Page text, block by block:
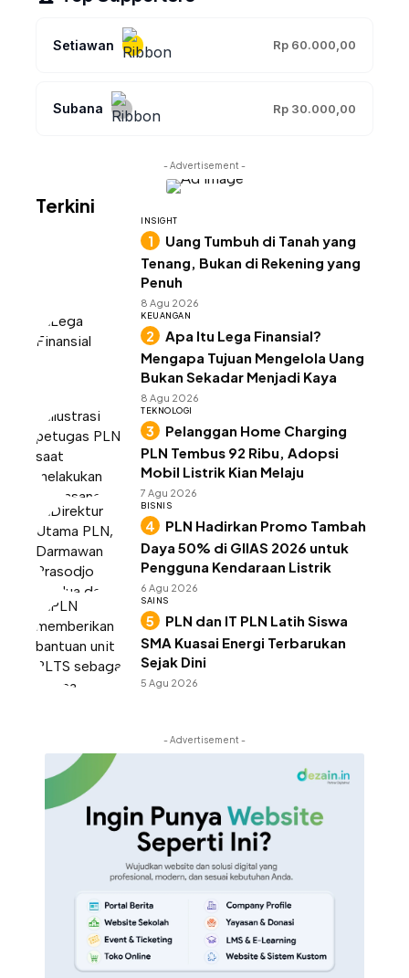
Setiawan Rp 60.000,00
Subana Rp 30.000,00
- Advertisement -
Terkini
INSIGHT
Uang Tumbuh di Tanah yang
Tenang, Bukan di Rekening yang
Penuh
8 Agu 2026
KEUANGAN
Apa Itu Lega Finansial?
Mengapa Tujuan Mengelola Uang
Bukan Sekadar Menjadi Kaya
8 Agu 2026
TEKNOLOGI
Pelanggan Home Charging
PLN Tembus 92 Ribu, Adopsi
Mobil Listrik Kian Melaju
7 Agu 2026
BISNIS
PLN Hadirkan Promo Tambah
Daya 50% di GIIAS 2026 untuk
Pengguna Kendaraan Listrik
6 Agu 2026
SAINS
PLN dan IT PLN Latih Siswa
SMA Kuasai Energi Terbarukan
Sejak Dini
5 Agu 2026
- Advertisement -